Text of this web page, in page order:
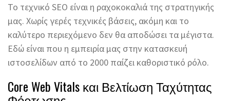
Το τεχνικό SEO είναι η ραχοκοκαλιά της στρατηγικής
μας. Χωρίς γερές τεχνικές βάσεις, ακόμη και το
καλύτερο περιεχόμενο δεν θα αποδώσει τα μέγιστα.
Εδώ είναι που η εμπειρία μας στην κατασκευή
ιστοσελίδων από το 2000 παίζει καθοριστικό ρόλο.
Core Web Vitals και Βελτίωση Ταχύτητας